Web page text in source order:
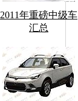
2011年重磅中级车
汇总